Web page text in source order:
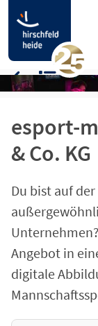
esport-
& Co. KG
Du bist auf
Angebot in
digitale